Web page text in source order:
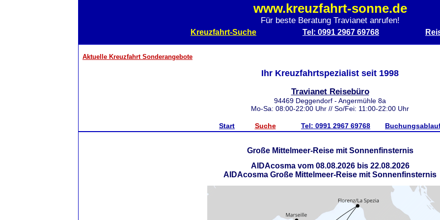
www.kreuzfahrt-sonne.de
Für beste Beratung Travianet anrufen!
Kreuzfahrt-Suche Tel: 0991 2967 69768
Aktuelle Kreuzfahrt Sonderangebote
Ihr Kreuzfahrtspezialist seit 1998
Travianet Reisebüro
94469 Deggendorf - Angermühle 8a
Mo-Sa: 08:00-22:00 Uhr // So/Fei: 11:00-22:00 Uhr
Start Suche Tel: 0991 2967 69768
Große Mittelmeer-Reise mit Sonnenfinsternis
AIDAcosma vom 08.08.2026 bis 22.08.2026
AIDAcosma Große Mittelmeer-Reise mit Sonnenfinsternis